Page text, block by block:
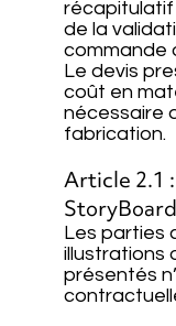
récapitulatif
de la
commande
Le devis
coût en
nécessaire
fabrication.
Article 2.1
StoryBoard
Les parties
illustrations
présentés